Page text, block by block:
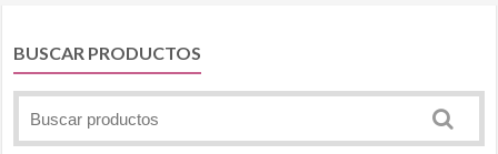
BUSCAR PRODUCTOS